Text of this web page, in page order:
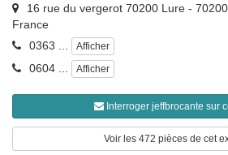
16 rue du vergerot 70200 Lure - 70200
France
0363 ...
Afficher
0604 ... Afficher
Interroger jeffbrocante sur
Voir les 472 pièces de cet